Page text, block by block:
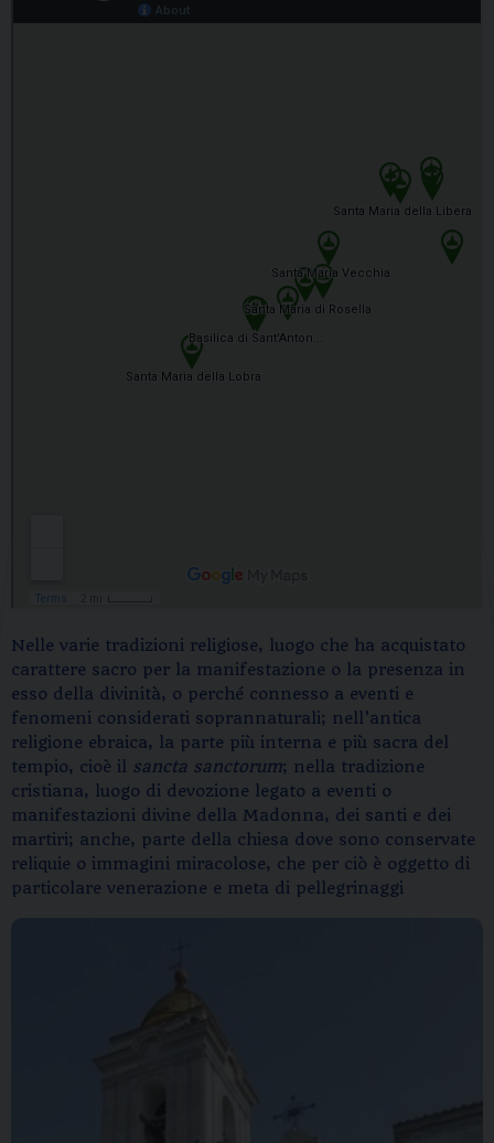
Nelle varie tradizioni religiose, luogo che ha acquistato
carattere sacro per la manifestazione o la presenza in
esso della divinità, o perché connesso a eventi e
fenomeni considerati soprannaturali; nell’antica
religione ebraica, la parte più interna e più sacra del
tempio, cioè il sancta sanctorum; nella tradizione
cristiana, luogo di devozione legato a eventi o
manifestazioni divine della Madonna, dei santi e dei
martiri; anche, parte della chiesa dove sono conservate
reliquie o immagini miracolose, che per ciò è oggetto di
particolare venerazione e meta di pellegrinaggi